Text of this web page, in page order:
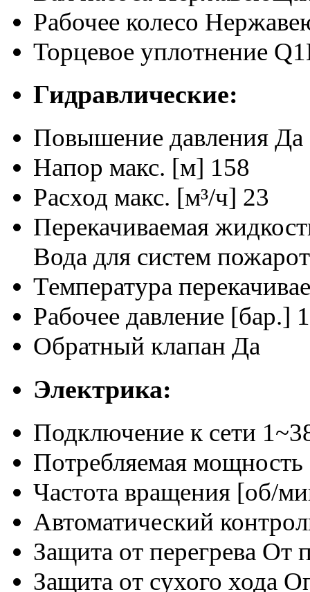
Рабочее колесо
Торцевое уплотнение
Гидравлические:
Повышение давления Да
Напор макс. [м] 158
Расход макс. [м³/ч] 23
Перекачиваемая
Вода для систем
Температура
Рабочее давление [бар.]
Обратный клапан Да
Электрика:
Подключение к сети
Потребляемая
Частота вращения [об/
Автоматический
Защита от перегрева От
Защита от сухого хода